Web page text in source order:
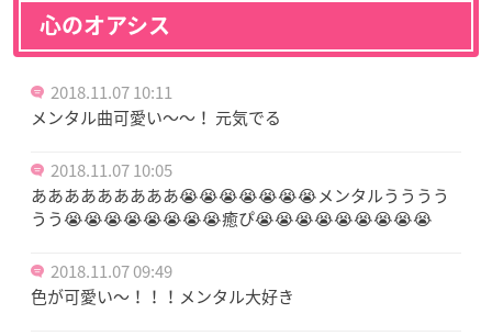
心のオアシス
2018.11.07 10:11
メンタル曲可愛い〜〜！ 元気でる
2018.11.07 10:05
あああああああああ😭😭😭😭😭😭😭メンタルうううう
うう😭😭😭😭😭😭😭😭癒ぴ😭😭😭😭😭😭😭😭😭
2018.11.07 09:49
色が可愛い〜！！！メンタル大好き